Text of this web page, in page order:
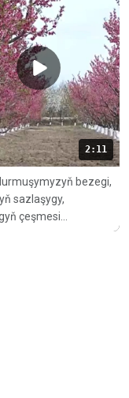
2:11
bezegi,
sazlaşygy,
çeşmesi...